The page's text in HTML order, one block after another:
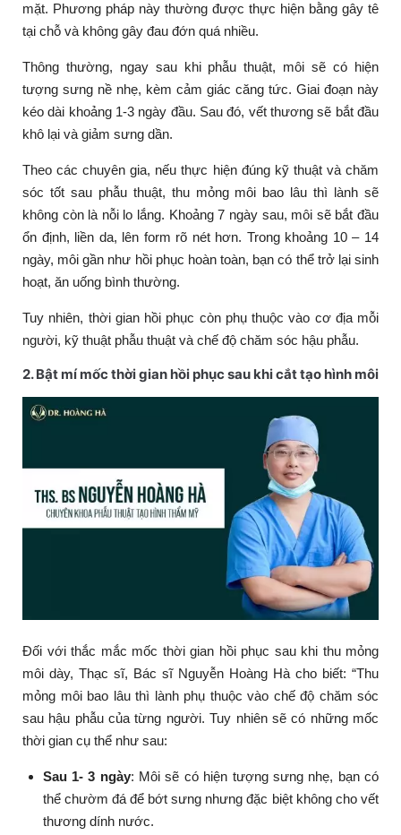
mặt. Phương pháp này thường được thực hiện bằng gây tê
tại chỗ và không gây đau đớn quá nhiều.
Thông thường, ngay sau khi phẫu thuật, môi sẽ có hiện
tượng sưng nề nhẹ, kèm cảm giác căng tức. Giai đoạn này
kéo dài khoảng 1-3 ngày đầu. Sau đó, vết thương sẽ bắt đầu
khô lại và giảm sưng dần.
Theo các chuyên gia, nếu thực hiện đúng kỹ thuật và chăm
sóc tốt sau phẫu thuật, thu mỏng môi bao lâu thì lành sẽ
không còn là nỗi lo lắng. Khoảng 7 ngày sau, môi sẽ bắt đầu
ổn định, liền da, lên form rõ nét hơn. Trong khoảng 10 – 14
ngày, môi gần như hồi phục hoàn toàn, bạn có thể trở lại sinh
hoạt, ăn uống bình thường.
Tuy nhiên, thời gian hồi phục còn phụ thuộc vào cơ địa mỗi
người, kỹ thuật phẫu thuật và chế độ chăm sóc hậu phẫu.
2. Bật mí mốc thời gian hồi phục sau khi cắt tạo hình môi
Đối với thắc mắc mốc thời gian hồi phục sau khi thu mỏng
môi dày, Thạc sĩ, Bác sĩ Nguyễn Hoàng Hà cho biết: “Thu
mỏng môi bao lâu thì lành phụ thuộc vào chế độ chăm sóc
sau hậu phẫu của từng người. Tuy nhiên sẽ có những mốc
thời gian cụ thể như sau:
Sau 1- 3 ngày: Môi sẽ có hiện tượng sưng nhẹ, bạn có
thể chườm đá để bớt sưng nhưng đặc biệt không cho vết
thương dính nước.